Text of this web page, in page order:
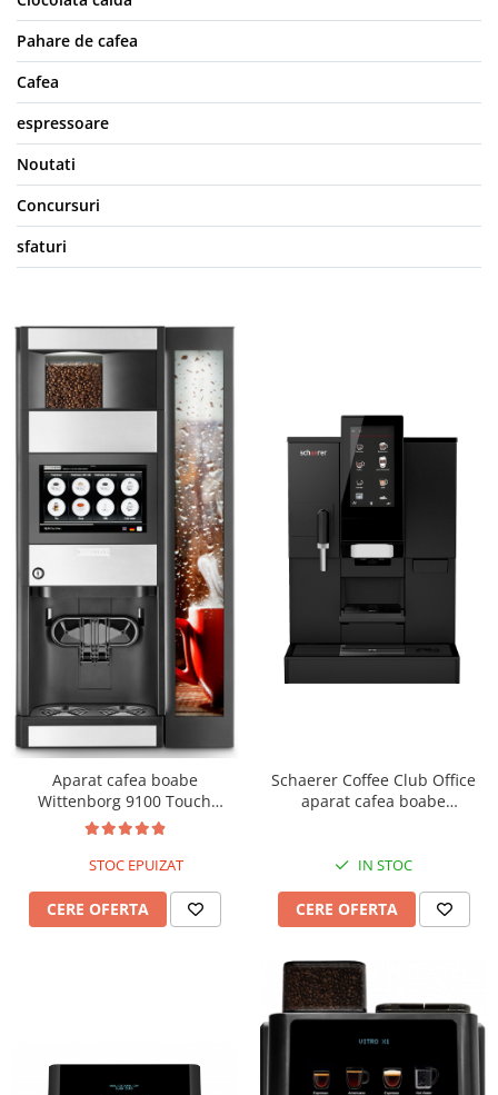
Pahare de cafea
Cafea
espressoare
Noutati
Concursuri
sfaturi
Aparat cafea boabe
Wittenborg 9100 Touch
Screen
STOC EPUIZAT
CERE OFERTA
Schaerer Coffee Club Office
aparat cafea boabe
IN STOC
CERE OFERTA